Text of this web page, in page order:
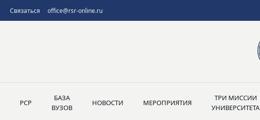
Связаться office@rsr-online.ru
РСР
БАЗА
ВУЗОВ
НОВОСТИ МЕРОПРИЯТИЯ
ТРИ МИССИИ
УНИВЕРСИТЕТА